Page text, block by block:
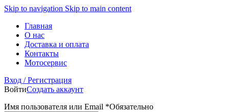
Skip to navigation Skip to main content
Главная
О нас
Доставка и оплата
Контакты
Мотосервис
Вход / Регистрация
ВойтиСоздать аккаунт
Имя пользователя или Email *Обязательно